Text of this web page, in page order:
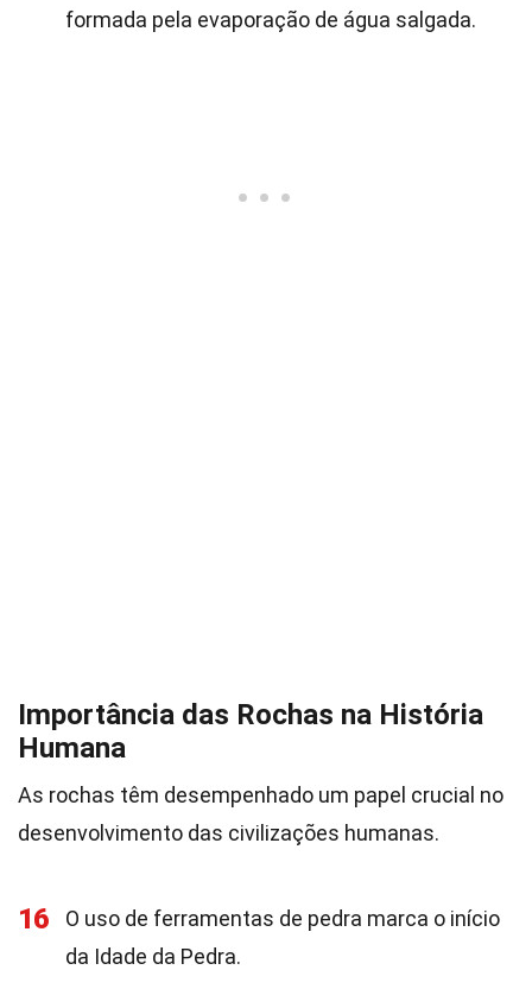
formada pela evaporação de água salgada.
Importância das Rochas na História
Humana
As rochas têm desempenhado um papel crucial no
desenvolvimento das civilizações humanas.
16
O uso de ferramentas de pedra marca o início
da Idade da Pedra.